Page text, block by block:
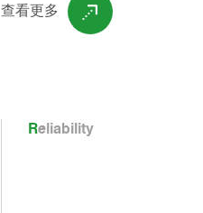
查看更多
Reliability